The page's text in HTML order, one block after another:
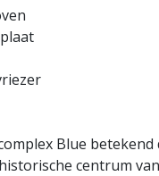
Blue
centrum